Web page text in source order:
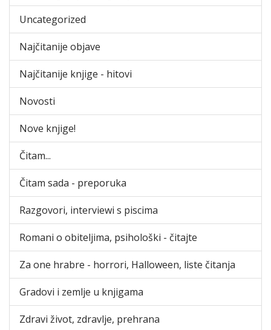
Uncategorized
Najčitanije objave
Najčitanije knjige - hitovi
Novosti
Nove knjige!
Čitam...
Čitam sada - preporuka
Razgovori, interviewi s piscima
Romani o obiteljima, psihološki - čitajte
Za one hrabre - horrori, Halloween, liste čitanja
Gradovi i zemlje u knjigama
Zdravi život, zdravlje, prehrana